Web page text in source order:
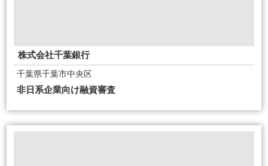
株式会社千葉銀行
千葉県千葉市中央区
非日系企業向け融資審査